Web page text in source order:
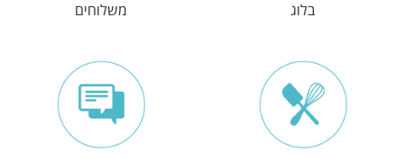
בלוג משלוחים